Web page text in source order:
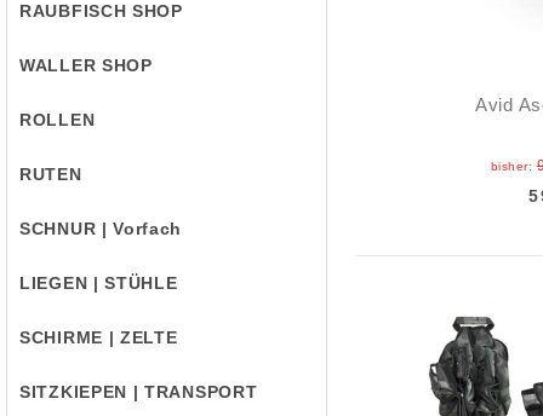
RAUBFISCH SHOP
WALLER SHOP
ROLLEN
RUTEN
SCHNUR | Vorfach
LIEGEN | STÜHLE
SCHIRME | ZELTE
SITZKIEPEN | TRANSPORT
Avid
bisher: